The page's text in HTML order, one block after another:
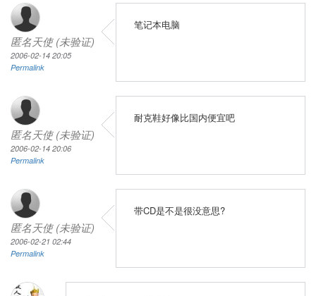
匿名天使 (未验证)
2006-02-14 20:05
Permalink
笔记本电脑
匿名天使 (未验证)
2006-02-14 20:06
Permalink
耐克鞋好像比国内便宜吧
匿名天使 (未验证)
2006-02-21 02:44
Permalink
带CD是不是很没意思?